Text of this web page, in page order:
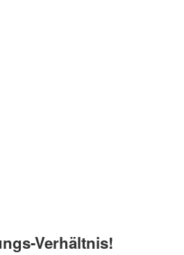
Verhältnis!